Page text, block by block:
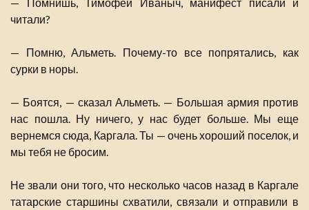
— Помнишь, Тимофей Иваныч, манифест писали и
читали?
— Помню, Альметь. Почему-то все попрятались, как
сурки в норы.
— Боятся, — сказал Альметь. — Большая армия против
нас пошла. Ну ничего, у нас будет больше. Мы еще
вернемся сюда, Каргала. Ты — очень хороший поселок, и
мы тебя не бросим.
Не звали они того, что несколько часов назад в Каргале
татарские старшины схватили, связали и отправили в